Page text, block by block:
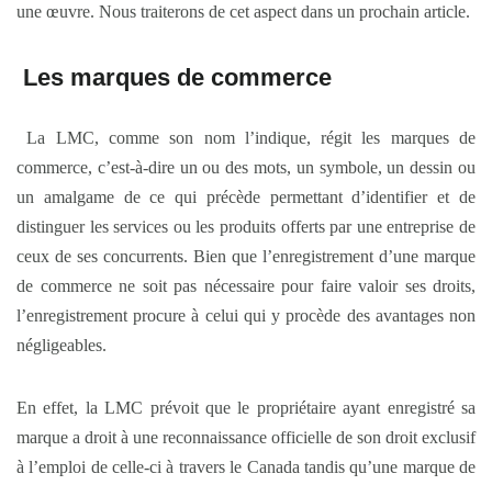
une œuvre. Nous traiterons de cet aspect dans un prochain article.
Les marques de commerce
La LMC, comme son nom l’indique, régit les marques de
commerce, c’est-à-dire un ou des mots, un symbole, un dessin ou
un amalgame de ce qui précède permettant d’identifier et de
distinguer les services ou les produits offerts par une entreprise de
ceux de ses concurrents. Bien que l’enregistrement d’une marque
de commerce ne soit pas nécessaire pour faire valoir ses droits,
l’enregistrement procure à celui qui y procède des avantages non
négligeables.
En effet, la LMC prévoit que le propriétaire ayant enregistré sa
marque a droit à une reconnaissance officielle de son droit exclusif
à l’emploi de celle-ci à travers le Canada tandis qu’une marque de